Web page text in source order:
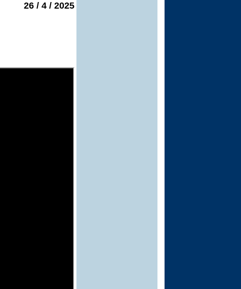
2025 / 4 / 26